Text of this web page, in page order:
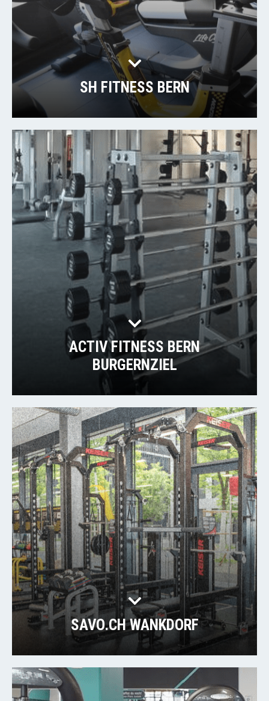
SH FITNESS BERN
ACTIV FITNESS BERN
BURGERNZIEL
SAVO.CH WANKDORF